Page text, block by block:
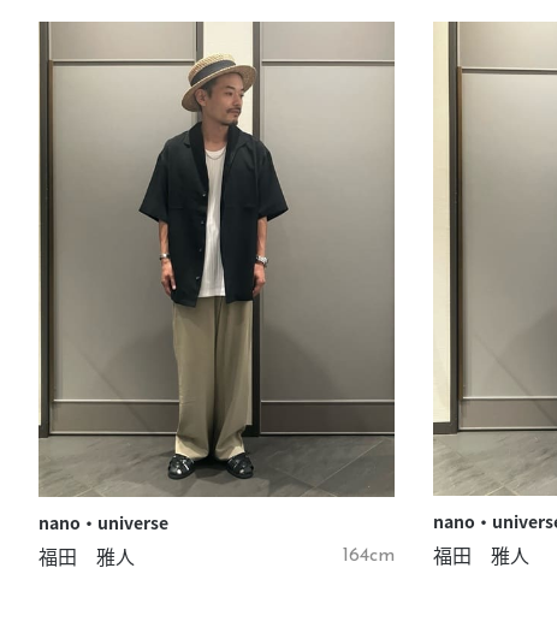
nano・universe
福田 雅人 164cm
nano・
福田 雅人